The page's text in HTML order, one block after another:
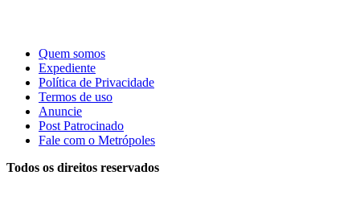
Quem somos
Expediente
Política de Privacidade
Termos de uso
Anuncie
Post Patrocinado
Fale com o Metrópoles
Todos os direitos reservados